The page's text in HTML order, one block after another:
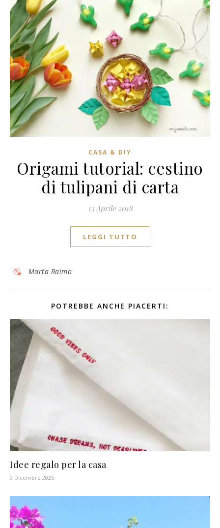
CASA & DIY
Origami tutorial: cestino
di tulipani di carta
13 Aprile 2018
LEGGI TUTTO
Marta Raimo
POTREBBE ANCHE PIACERTI:
Idee regalo per la casa
9 Dicembre 2025